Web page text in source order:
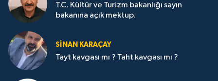
T.C. Kültür ve Turizm bakanlığı sayın
bakanına açık mektup.
SİNAN KARAÇAY
Tayt kavgası mı ? Taht kavgası mı ?